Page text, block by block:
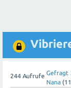
244 Aufrufe Gefragt
Nana (